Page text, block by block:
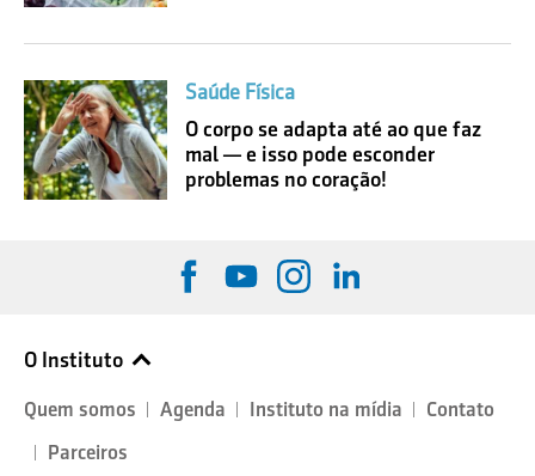
Saúde Física
O corpo se adapta até ao que faz
mal — e isso pode esconder
problemas no coração!
O Instituto
Quem somos Agenda Instituto na mídia
Contato
Parceiros